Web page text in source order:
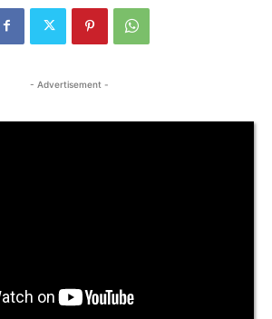
- Advertisement -